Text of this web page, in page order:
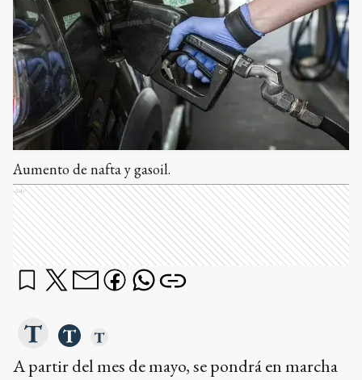
Aumento de nafta y gasoil.
Ads
A partir del mes de mayo, se pondrá en marcha